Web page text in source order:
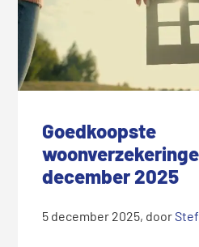
Goedkoopste
december 2025
5 december 2025, door